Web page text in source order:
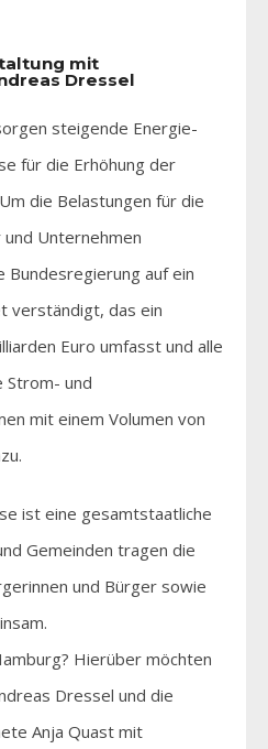
mit
Dressel
steigende Energie-
für die Erhöhung der
die Belastungen für die
Unternehmen
Bundesregierung auf ein
verständigt, das ein
Euro umfasst und alle
Strom- und
mit einem Volumen von
ist eine gesamtstaatliche
Gemeinden tragen die
und Bürger sowie
Hierüber möchten
Dressel und die
Anja Quast mit